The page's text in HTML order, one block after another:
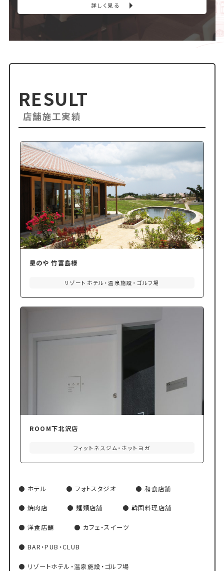
詳しく見る
RESULT
店舗施工実績
星のや 竹富島様
リゾートホテル・温泉施設・ゴルフ場
ROOM下北沢店
フィットネスジム・ホットヨガ
ホテル フォトスタジオ 和食店舗
焼肉店 麺類店舗 韓国料理店舗
洋食店舗 カフェ・スイーツ
BAR・PUB・CLUB
リゾートホテル・温泉施設・ゴルフ場